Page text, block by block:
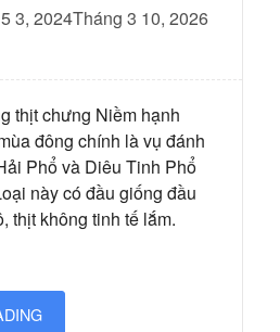
3, 2024Tháng 3 10, 2026
thịt chưng Niềm hạnh
đông chính là vụ đánh
Phổ và Diêu Tinh Phổ
này có đầu giống đầu
thịt không tinh tế lắm.